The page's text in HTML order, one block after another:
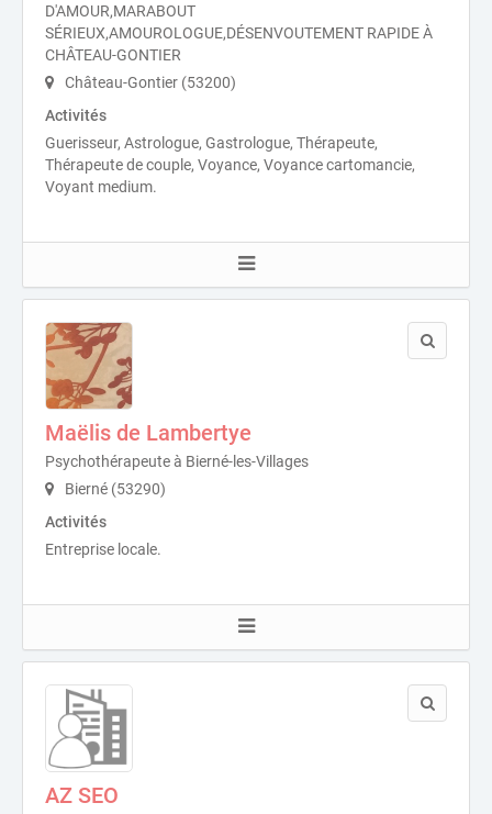
D'AMOUR,MARABOUT
SÉRIEUX,AMOUROLOGUE,DÉSENVOUTEMENT RAPIDE À
CHÂTEAU-GONTIER
Château-Gontier (53200)
Activités
Guerisseur, Astrologue, Gastrologue, Thérapeute,
Thérapeute de couple, Voyance, Voyance cartomancie,
Voyant medium.
Maëlis de Lambertye
Psychothérapeute à Bierné-les-Villages
Bierné (53290)
Activités
Entreprise locale.
AZ SEO